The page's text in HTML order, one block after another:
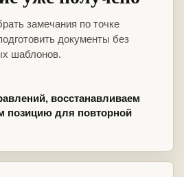
замечания по точке
документы без
шаблонов.
восстанавливаем
позицию для повторной